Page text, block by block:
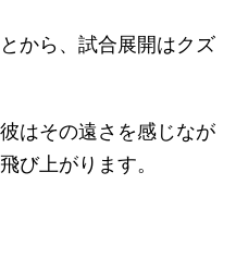
から、試合展開はクズ
はその遠さを感じなが
び上がります。